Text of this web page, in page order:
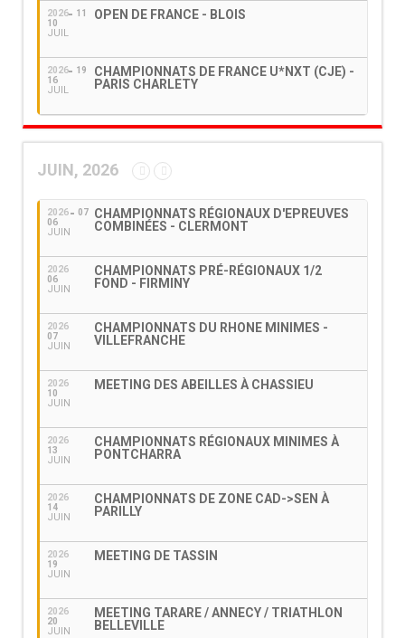
2026
10
JUIL
11 OPEN DE FRANCE - BLOIS
2026
16
JUIL
19
CHAMPIONNATS DE FRANCE U*NXT (CJE) -
PARIS CHARLETY
JUIN, 2026
2026
06
JUIN
07
CHAMPIONNATS RÉGIONAUX D'EPREUVES
COMBINÉES - CLERMONT
2026
06
JUIN
CHAMPIONNATS PRÉ-RÉGIONAUX 1/2
FOND - FIRMINY
2026
07
JUIN
CHAMPIONNATS DU RHONE MINIMES -
VILLEFRANCHE
2026
10
JUIN
MEETING DES ABEILLES À CHASSIEU
2026
13
JUIN
CHAMPIONNATS RÉGIONAUX MINIMES À
PONTCHARRA
2026
14
JUIN
CHAMPIONNATS DE ZONE CAD->SEN À
PARILLY
2026
19
JUIN
MEETING DE TASSIN
2026
20
JUIN
MEETING TARARE / ANNECY / TRIATHLON
BELLEVILLE